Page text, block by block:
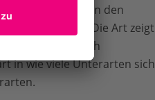
Westeuropa bis in den
allmählich. Die Art zeigt
, verstärkt durch
in wie viele Unterarten sich